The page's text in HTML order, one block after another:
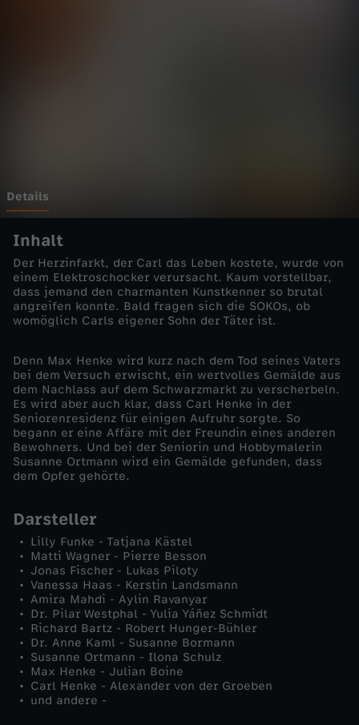
e
v
e
r
Y
o
u
n
g
Details
Inhalt
Der Herzinfarkt, der Carl das Leben kostete, wurde von
einem Elektroschocker verursacht. Kaum vorstellbar,
dass jemand den charmanten Kunstkenner so brutal
angreifen konnte. Bald fragen sich die SOKOs, ob
womöglich Carls eigener Sohn der Täter ist.
Denn Max Henke wird kurz nach dem Tod seines Vaters
bei dem Versuch erwischt, ein wertvolles Gemälde aus
dem Nachlass auf dem Schwarzmarkt zu verscherbeln.
Es wird aber auch klar, dass Carl Henke in der
Seniorenresidenz für einigen Aufruhr sorgte. So
begann er eine Affäre mit der Freundin eines anderen
Bewohners. Und bei der Seniorin und Hobbymalerin
Susanne Ortmann wird ein Gemälde gefunden, dass
dem Opfer gehörte.
Darsteller
Lilly Funke - Tatjana Kästel
Matti Wagner - Pierre Besson
Jonas Fischer - Lukas Piloty
Vanessa Haas - Kerstin Landsmann
Amira Mahdi - Aylin Ravanyar
Dr. Pilar Westphal - Yulia Yáñez Schmidt
Richard Bartz - Robert Hunger-Bühler
Dr. Anne Kaml - Susanne Bormann
Susanne Ortmann - Ilona Schulz
Max Henke - Julian Boine
Carl Henke - Alexander von der Groeben
und andere -